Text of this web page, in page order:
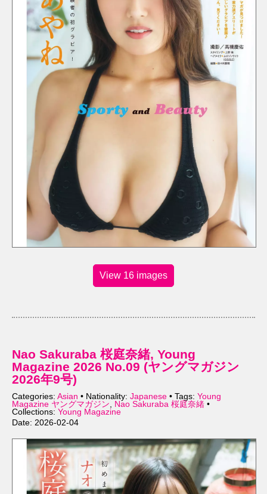
View 16 images
Nao Sakuraba 桜庭奈緒, Young
Magazine 2026 No.09 (ヤングマガジン
2026年9号)
Categories: Asian • Nationality: Japanese • Tags: Young
Magazine ヤングマガジン, Nao Sakuraba 桜庭奈緒 •
Collections: Young Magazine
Date: 2026-02-04